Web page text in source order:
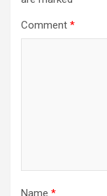
Comment *
Name *